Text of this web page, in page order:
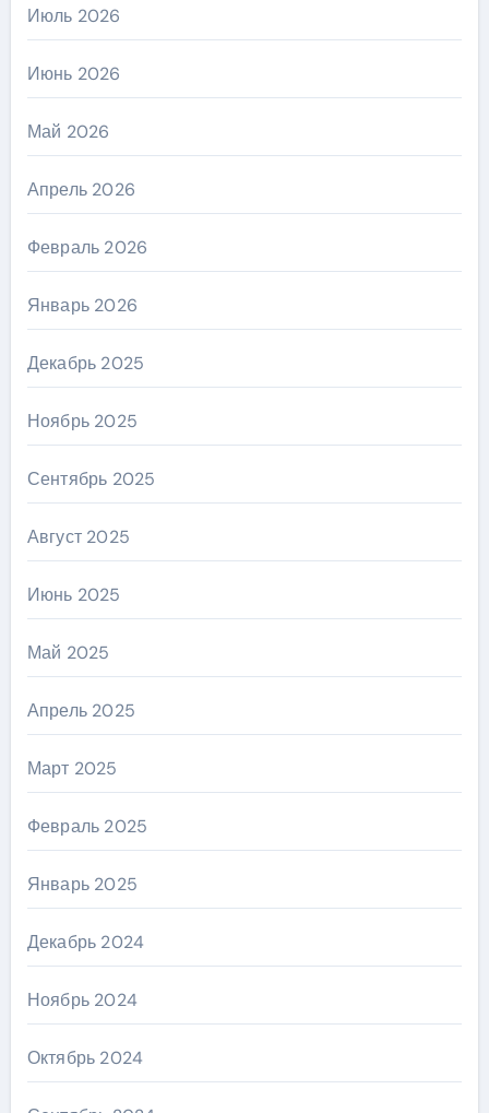
Июль 2026
Июнь 2026
Май 2026
Апрель 2026
Февраль 2026
Январь 2026
Декабрь 2025
Ноябрь 2025
Сентябрь 2025
Август 2025
Июнь 2025
Май 2025
Апрель 2025
Март 2025
Февраль 2025
Январь 2025
Декабрь 2024
Ноябрь 2024
Октябрь 2024